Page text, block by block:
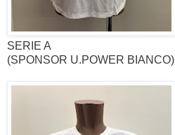
SERIE A
(SPONSOR U.POWER BIANCO)